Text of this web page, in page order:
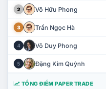
2 Võ Hữu Phong
3 Trần Ngọc Hà
4 Võ Duy Phong
5 Đặng Kim Quỳnh
TỔNG ĐIỂM PAPER TRADE